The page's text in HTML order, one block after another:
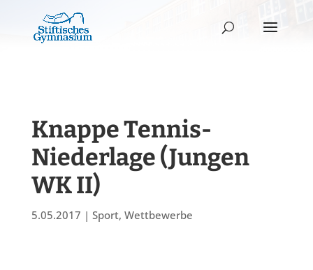
Knappe Tennis-
Niederlage (Jungen
WK II)
5.05.2017 | Sport, Wettbewerbe